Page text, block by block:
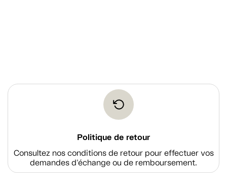
Politique de retour
Consultez nos conditions de retour pour effectuer vos
demandes d'échange ou de remboursement.